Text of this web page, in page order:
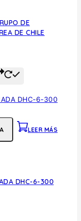
DE
DE CHILE
LEER MÁS
DHC-6-300